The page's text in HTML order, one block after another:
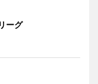
ーグ